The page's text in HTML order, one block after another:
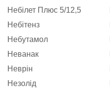
Небілет Плюс 5/12,5
Небітенз
Небутамол
Неванак
Неврін
Незолід